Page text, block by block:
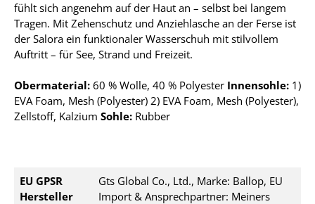
fühlt sich angenehm auf der Haut an – selbst bei langem
Tragen. Mit Zehenschutz und Anziehlasche an der Ferse ist
der Salora ein funktionaler Wasserschuh mit stilvollem
Auftritt – für See, Strand und Freizeit.
Obermaterial: 60 % Wolle, 40 % Polyester Innensohle: 1)
EVA Foam, Mesh (Polyester) 2) EVA Foam, Mesh (Polyester),
Zellstoff, Kalzium Sohle: Rubber
EU GPSR
Hersteller
Gts Global Co., Ltd., Marke: Ballop, EU
Import & Ansprechpartner: Meiners